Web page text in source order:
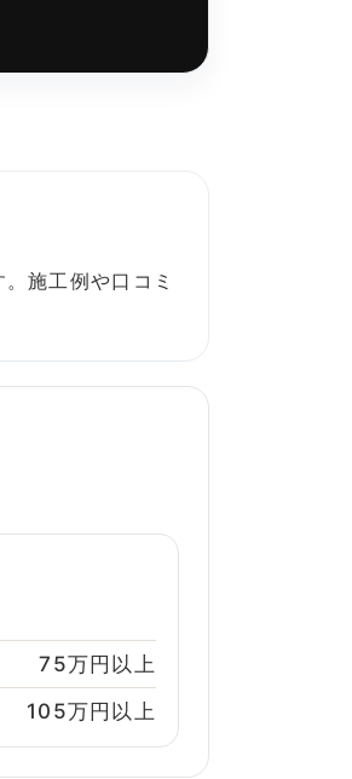
施工例や口コミ
75万円以上
105万円以上